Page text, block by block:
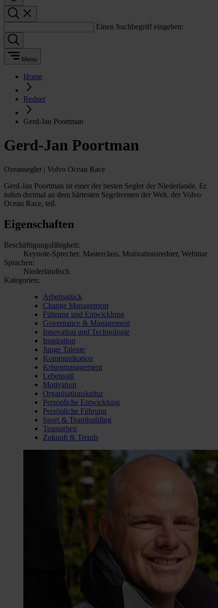
Einen Suchbegriff eingeben:
Menü
Home
Redner
Gerd-Jan Poortman
Gerd-Jan Poortman
Ozeansegler | Volvo Ocean Race
Gerd-Jan Poortman ist einer der besten Segler der Niederlande. Er
nahm dreimal an dem härtesten Segelrennen der Welt, der Volvo
Ocean Race, teil.
Eigenschaften
Beschäftigungsfähigkeit:
Keynote-Sprecher, Masterclass, Motivationsredner, Webinar
Sprachen:
Niederländisch
Kategorien:
Arbeitsglück
Change Management
Führung und Entwicklung
Governance & Management
Innovation und Technologie
Inspiration
Junge Talente
Kommunikation
Krisenmanagement
Lebensstil
Motivation
Organisationskultur
Persönliche Entwicklung
Persönliche Führung
Sport & Teambuilding
Teamarbeit
Zukunft & Trends